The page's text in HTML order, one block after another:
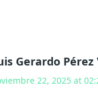
Gerardo
22, 2025 at